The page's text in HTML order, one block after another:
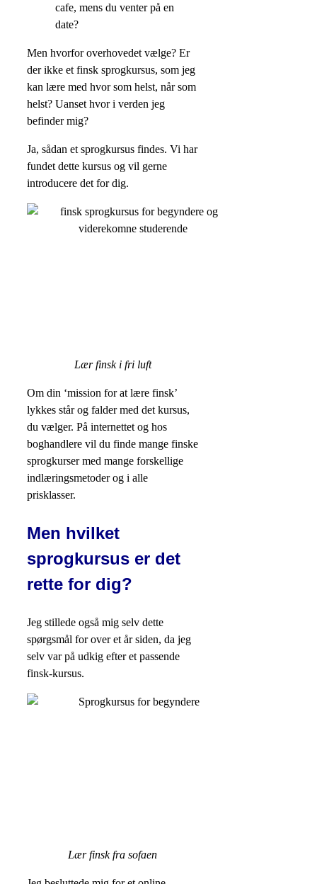
cafe, mens du venter på en
date?
Men hvorfor overhovedet vælge? Er
der ikke et finsk sprogkursus, som jeg
kan lære med hvor som helst, når som
helst? Uanset hvor i verden jeg
befinder mig?
Ja, sådan et sprogkursus findes. Vi har
fundet dette kursus og vil gerne
introducere det for dig.
Lær finsk i fri luft
Om din ‘mission for at lære finsk’
lykkes står og falder med det kursus,
du vælger. På internettet og hos
boghandlere vil du finde mange finske
sprogkurser med mange forskellige
indlæringsmetoder og i alle
prisklasser.
Men hvilket
sprogkursus er det
rette for dig?
Jeg stillede også mig selv dette
spørgsmål for over et år siden, da jeg
selv var på udkig efter et passende
finsk-kursus.
Lær finsk fra sofaen